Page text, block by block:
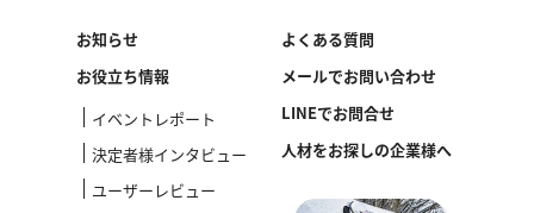
お知らせ
お役立ち情報
イベントレポート
決定者様インタビュー
ユーザーレビュー
よくある質問
メールでお問い合わせ
LINEでお問合せ
人材をお探しの企業様へ